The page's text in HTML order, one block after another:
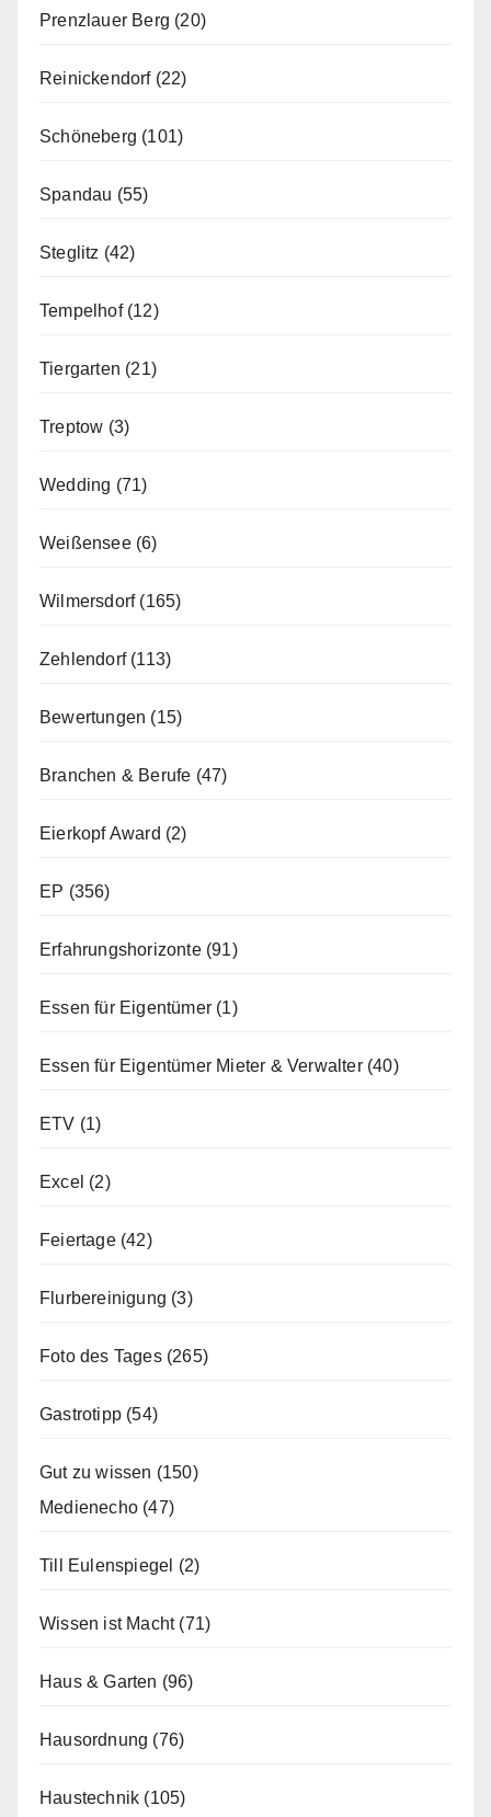
Prenzlauer Berg (20)
Reinickendorf(22)
Schöneberg (101)
Spandau (55)
Steglitz (42)
Tempelhof(12)
Tiergarten (21)
Treptow (3)
Wedding (71)
Weißensee(6)
Wilmersdorf(165)
Zehlendorf(113)
Bewertungen (15)
Branchen & Berufe (47)
Eierkopf Award (2)
EP (356)
Erfahrungshorizonte(91)
Essen für Eigentümer (1)
Essen für Eigentümer Mieter & Verwalter(40)
ETV (1)
Excel (2)
Feiertage(42)
Flurbereinigung (3)
Foto des Tages(265)
Gastrotipp (54)
Gut zu wissen (150)
Medienecho (47)
Till Eulenspiegel (2)
Wissen ist Macht(71)
Haus & Garten (96)
Hausordnung (76)
Haustechnik (105)